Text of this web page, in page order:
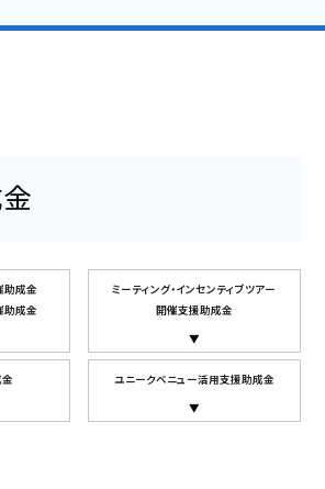
ス情報
宿泊施設
示会場（ホテル含む)
助成金
助成金
ミーティング・インセンティブツアー
開催支援助成金
ユニークベニュー活用支援助成金